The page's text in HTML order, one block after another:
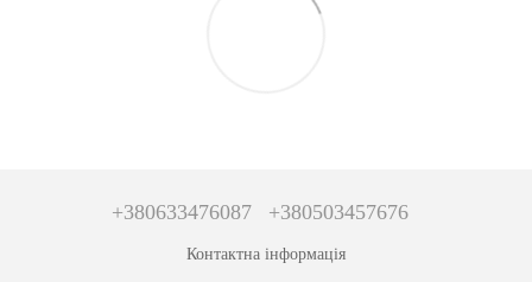
+380633476087 +380503457676
Контактна інформація